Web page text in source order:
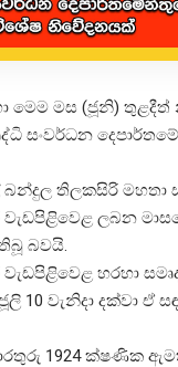
මෙම මස (ජූනි) තුළදීත්
සංවර්ධන
බන්දුල තිලකසිරි මහතා
වැඩපිළිවෙළ ලබන
බවයි.
හරහා
10 වැනිදා දක්වා ඒ
1924 ක්ෂණික